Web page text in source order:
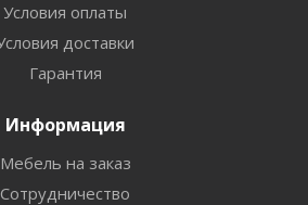
Условия оплаты
доставки
Гарантия
Информация
Мебель на заказ
Сотрудничество